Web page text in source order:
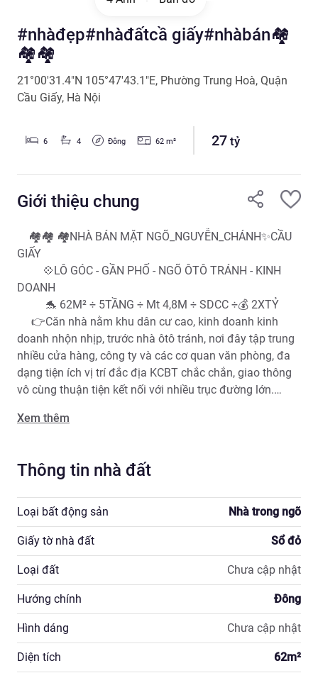
#nhàđẹp#nhàđấtcầ giấy#nhàbán🏘️
🏘️🏘️
21°00'31.4"N 105°47'43.1"E, Phường Trung Hoà, Quận
Cầu Giấy, Hà Nội
6 4 Đông 62m² 27tỷ
Giới thiệu chung
    🏘️🏘️ 🏘️NHÀ BÁN MẶT NGÕ_NGUYỄN_CHÁNH✨CẦU
GIẤY
         💠LÔ GÓC - GẦN PHỐ - NGÕ ÔTÔ TRÁNH - KINH
DOANH
          🐬 62M² ÷ 5TẦNG ÷ Mt 4,8M ÷ SDCC ÷💰 2XTỶ
     👉Căn nhà nằm khu dân cư cao, kinh doanh kinh
doanh nhộn nhịp, trước nhà ôtô tránh, nơi đây tập trung
nhiều cửa hàng, công ty và các cơ quan văn phòng, đa
dạng tiện ích vị trí đắc địa KCBT chắc chắn, giao thông
vô cùng thuận tiện kết nối với nhiều trục đường lớn.
  #Hoàng Minh Giám#Trần Duy Hưng#Nguyễn
Xem thêm
Thông tin nhà đất
Loại bất động sản Nhà trong ngõ
Giấy tờ nhà đất Sổ đỏ
Loại đất Chưa cập nhật
Hướng chính Đông
Hình dáng Chưa cập nhật
Diện tích 62m²